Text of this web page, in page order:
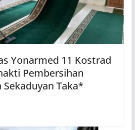
Yonarmed 11 Kostrad
Pembersihan
Sekaduyan Taka*